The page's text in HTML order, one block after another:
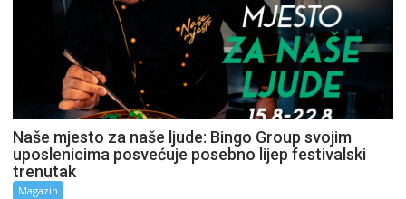
Naše mjesto za naše ljude: Bingo Group svojim
uposlenicima posvećuje posebno lijep festivalski
trenutak
Magazin